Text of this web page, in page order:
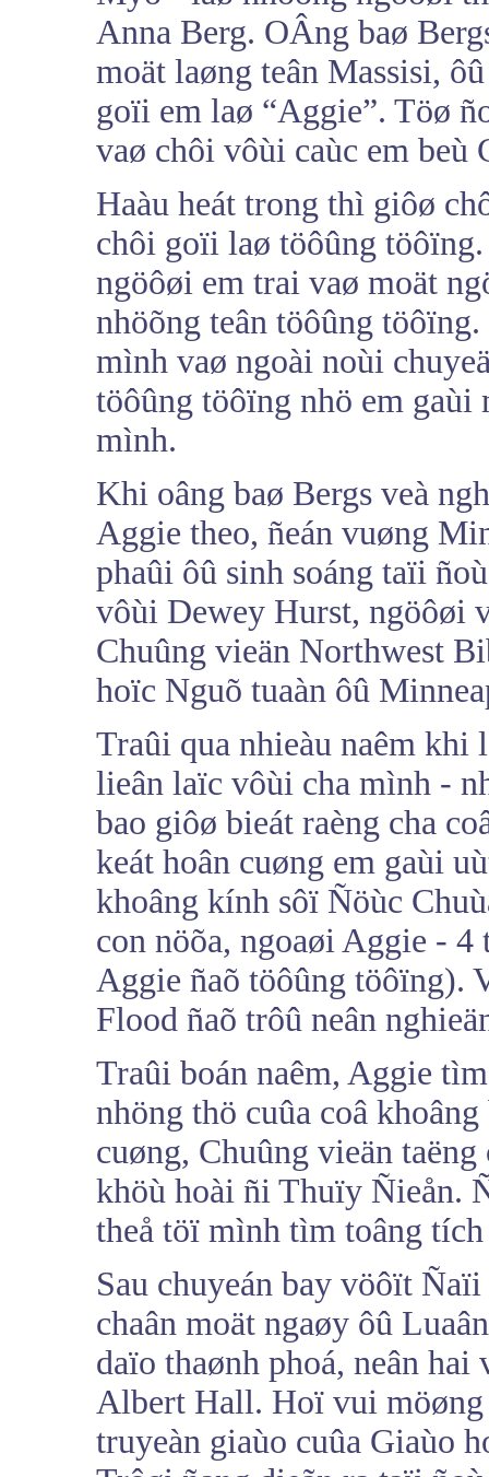
Anna Berg. OÂng baø
moät laøng teân Massisi,
goïi em laø “Aggie”. Töø
vaø chôi vôùi caùc em beù
Haàu heát trong thì giôø
chôi goïi laø töôûng
ngöôøi em trai vaø moät
nhöõng teân töôûng
mình vaø ngoài noùi
töôûng töôïng nhö em gaùi
mình.
Khi oâng baø Bergs veà
Aggie theo, ñeán vuøng
phaûi ôû sinh soáng taïi
vôùi Dewey Hurst, ngöôøi
Chuûng vieän Northwest
hoïc Nguõ tuaàn ôû
Traûi qua nhieàu naêm khi
lieân laïc vôùi cha mình -
bao giôø bieát raèng cha
keát hoân cuøng em gaùi
khoâng kính sôï Ñöùc
con nöõa, ngoaøi Aggie -
Aggie ñaõ töôûng töôïng).
Flood ñaõ trôû neân
Traûi boán naêm, Aggie
nhöng thö cuûa coâ
cuøng, Chuûng vieän
khöù hoài ñi Thuïy Ñieån.
theå töï mình tìm toâng
Sau chuyeán bay vöôït
chaân moät ngaøy ôû
daïo thaønh phoá, neân
Albert Hall. Hoï vui
truyeàn giaùo cuûa Giaùo